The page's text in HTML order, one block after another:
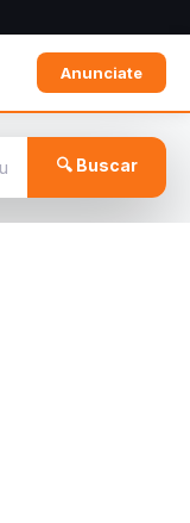
Anunciate
🔍 Buscar